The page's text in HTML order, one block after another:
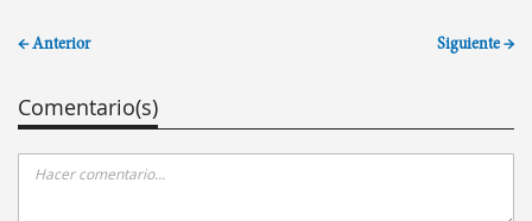
← Anterior Siguiente →
Comentario(s)